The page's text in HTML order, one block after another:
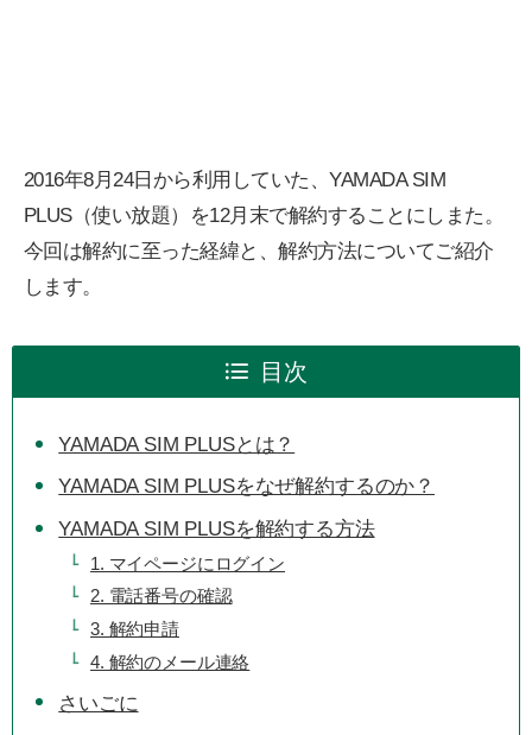
2016年8月24日から利用していた、YAMADA SIM
PLUS（使い放題）を12月末で解約することにしまた。
今回は解約に至った経緯と、解約方法についてご紹介
します。
目次
YAMADA SIM PLUSとは？
YAMADA SIM PLUSをなぜ解約するのか？
YAMADA SIM PLUSを解約する方法
1. マイページにログイン
2. 電話番号の確認
3. 解約申請
4. 解約のメール連絡
さいごに